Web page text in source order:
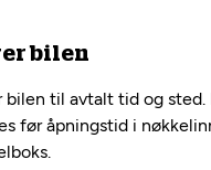
bilen
bilen til avtalt tid og sted.
før åpningstid i